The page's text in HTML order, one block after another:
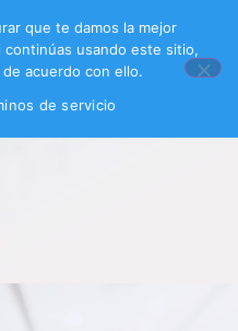
que te damos la mejor
usando este sitio,
acuerdo con ello.
de servicio